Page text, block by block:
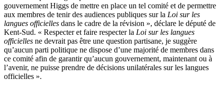
gouvernement Higgs de mettre en place un tel comité et de permettre
aux membres de tenir des audiences publiques sur la Loi sur les
langues officielles dans le cadre de la révision », déclare le député de
Kent-Sud. « Respecter et faire respecter la Loi sur les langues
officielles ne devrait pas être une question partisane, je suggère
qu’aucun parti politique ne dispose d’une majorité de membres dans
ce comité afin de garantir qu’aucun gouvernement, maintenant ou à
l’avenir, ne puisse prendre de décisions unilatérales sur les langues
officielles ».